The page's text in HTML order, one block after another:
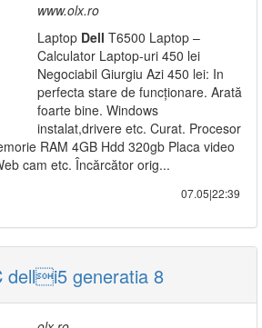
www.olx.ro
Laptop Dell T6500 Laptop –
Calculator Laptop-uri 450 lei
Negociabil Giurgiu Azi 450 lei: In
perfecta stare de funcționare. Arată
foarte bine. Windows
instalat,drivere etc. Curat. Procesor
RAM 4GB Hdd 320gb Placa video
cam etc. Încărcător orig...
07.05|22:39
delli5 generatia 8